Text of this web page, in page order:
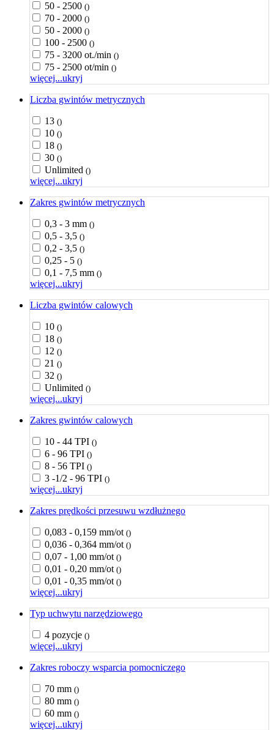
50 - 2500 ()
70 - 2000 ()
50 - 2000 ()
100 - 2500 ()
75 - 3200 ot./min ()
75 - 2500 ot/min ()
więcej...ukryj
Liczba gwintów metrycznych
13 ()
10 ()
18 ()
30 ()
Unlimited ()
więcej...ukryj
Zakres gwintów metrycznych
0,3 - 3 mm ()
0,5 - 3,5 ()
0,2 - 3,5 ()
0,25 - 5 ()
0,1 - 7,5 mm ()
więcej...ukryj
Liczba gwintów calowych
10 ()
18 ()
12 ()
21 ()
32 ()
Unlimited ()
więcej...ukryj
Zakres gwintów calowych
10 - 44 TPI ()
6 - 96 TPI ()
8 - 56 TPI ()
3 -1/2 - 96 TPI ()
więcej...ukryj
Zakres prędkości przesuwu wzdłużnego
0,083 - 0,159 mm/ot ()
0,036 - 0,364 mm/ot ()
0,07 - 1,00 mm/ot ()
0,01 - 0,20 mm/ot ()
0,01 - 0,35 mm/ot ()
więcej...ukryj
Typ uchwytu narzędziowego
4 pozycje ()
więcej...ukryj
Zakres roboczy wsparcia pomocniczego
70 mm ()
80 mm ()
60 mm ()
więcej...ukryj